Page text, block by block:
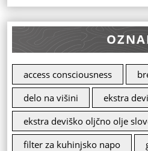
access consciousness
delo na višini
ekstra
ekstra deviško oljčno olje
filter za kuhinjsko napo